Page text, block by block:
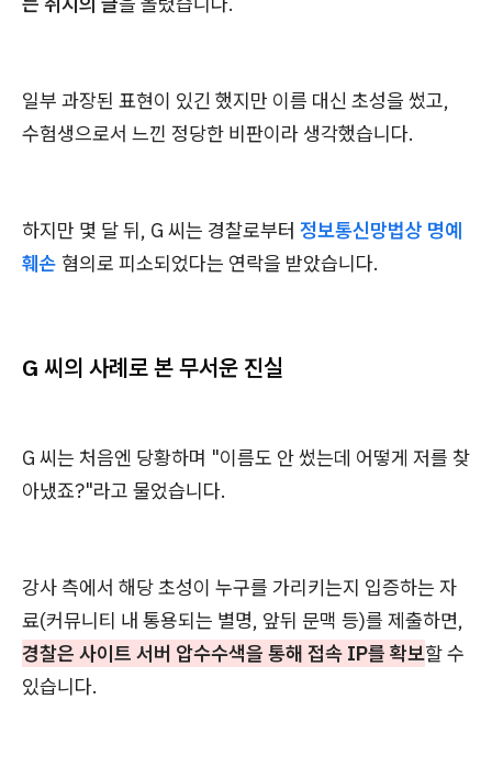
일부 과장된 표현이 있긴 했지만 이름 대신 초성을 썼고,
수험생으로서 느낀 정당한 비판이라 생각했습니다.
하지만 몇 달 뒤, G 씨는 경찰로부터 정보통신망법상 명예
훼손 혐의로 피소되었다는 연락을 받았습니다.
G 씨의 사례로 본 무서운 진실
G 씨는 처음엔 당황하며 "이름도 안 썼는데 어떻게 저를 찾
아냈죠?"라고 물었습니다.
강사 측에서 해당 초성이 누구를 가리키는지 입증하는 자
료(커뮤니티 내 통용되는 별명, 앞뒤 문맥 등)를 제출하면,
경찰은 사이트 서버 압수수색을 통해 접속 IP를 확보할 수
있습니다.